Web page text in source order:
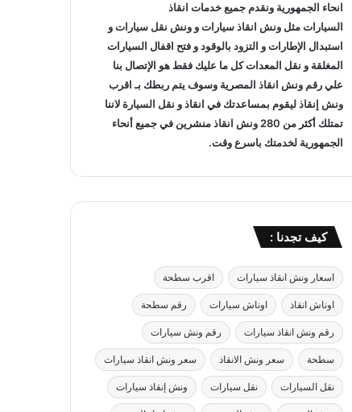
انحاء الجمهورية ونقدم جميع خدمات انقاذ
السياراتمثلونش انقاذ سياراتوونش نقل سياراتو
استبدال الإطارات و التزود بالوقود و فتح اقفال السيارات
المغلقة و نقل المعدات كل ما عليك فقط هو الإتصال بنا
عليرقم ونش انقاذ المصرية وسوف يتم ربطك بـ اقرب
ونش إنقاذليقوم بمساعدتك في انقاذ و نقل السيارة لاننا
تمتلك أكثر من 280
ونش انقاذمنشرين في جميع أنحاء
الجمهورية لخدمتك باسرع وقت.
كيف تجدنا :
اسعار ونش انقاذ سيارات اقرب سطحة
اوناش انقاذ اوناش سيارات رقم سطحة
رقم ونش انقاذ سيارات رقم ونش سيارات
سطحة سعر ونش الانقاذ سعر ونش انقاذ سيارات
نقل السيارات نقل سيارات ونش إنقاذ سيارات